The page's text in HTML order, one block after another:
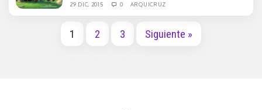
29 DIC, 2015 0 ARQUICRUZ
1 2 3 Siguiente »